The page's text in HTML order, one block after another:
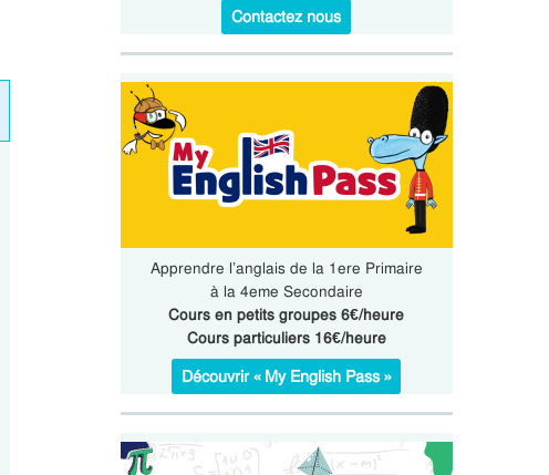
Contactez nous
Apprendre l’anglais de la 1ere Primaire
à la 4eme Secondaire
Cours en petits groupes 6€/heure
Cours particuliers 16€/heure
Découvrir « My English Pass »